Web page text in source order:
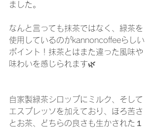
ました。⁡
なんと言っても抹茶ではなく、緑茶を
使用しているのがkannoncoffeeらしい
ポイント！抹茶とはまた違った風味や
味わいを感じられます🌿⁡
自家製緑茶シロップにミルク、そして
エスプレッソを加えており、ほろ苦さ
とお茶、どちらの良さも生かされた１